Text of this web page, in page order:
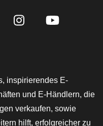
inspirierendes E-
und E-Händlern, die
verkaufen, sowie
hilft, erfolgreicher zu